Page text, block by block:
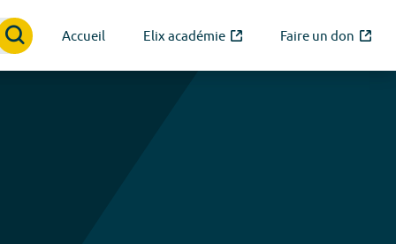
Accueil Elix académie Faire un don